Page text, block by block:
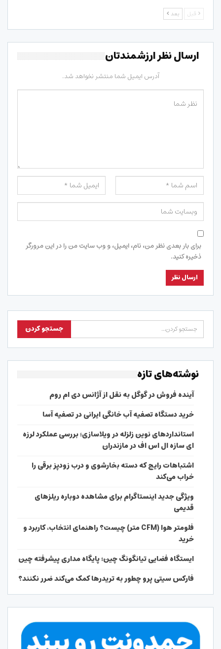
قبل بعد
ارسال نظر ارزشمندتان
آدرس ایمیل شما منتشر نخواهد شد.
برای بار بعدی نظر من، نام، ایمیل، و وب سایت من را در این مرورگر
ذخیره کنید.
نوشته‌های تازه
آینده فروش در گوگل به نقل از آژانس دی ام روم
خرید دستگاه تصفیه آب خانگی ایرانی در تصفیه آسا
استانداردهای نوین زلزله در ویلاسازی؛ بررسی عملکرد لرزه
ای سازه ال اس اف در مازندران
اشتباهات رایج که دسته بخارشوی و درب زودپز برقی را
خراب می‌کند
ویژگی جدید اینستاگرام برای مشاهده دوباره ریلزهای
قدیمی
فلومتر هوا (CFM متر) چیست؟ راهنمای انتخاب، کاربرد و
خرید
ایستگاه فضایی تیانگونگ چین؛ پایگاه مداری پیشرفته چین
فارکس سیتی پرو چطور به تریدرها کمک می‌کند ضرر نکنند؟